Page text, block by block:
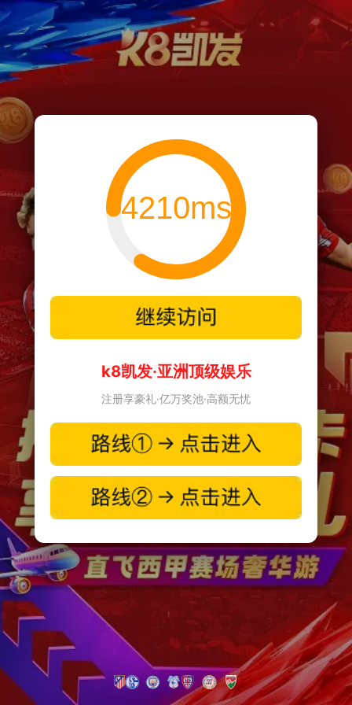
4210ms
k8凯发·亚洲顶级娱乐
注册享豪礼·亿万奖池·高额无忧